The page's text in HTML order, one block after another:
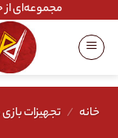
content
مجموعه‌ای از
خانه / تجهیزات